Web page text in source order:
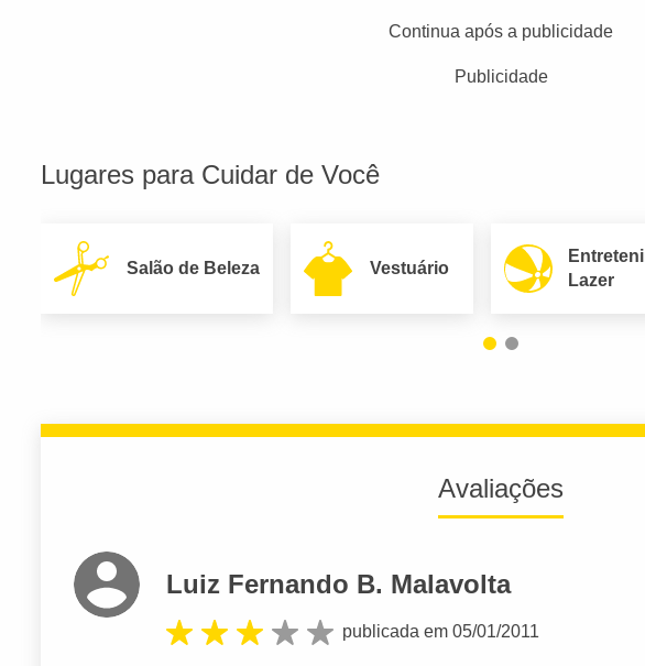
Continua após a publicidade
Publicidade
Lugares para Cuidar de Você
Salão de Beleza Vestuário
Lazer
Avaliações
Luiz Fernando B. Malavolta
publicada em 05/01/2011